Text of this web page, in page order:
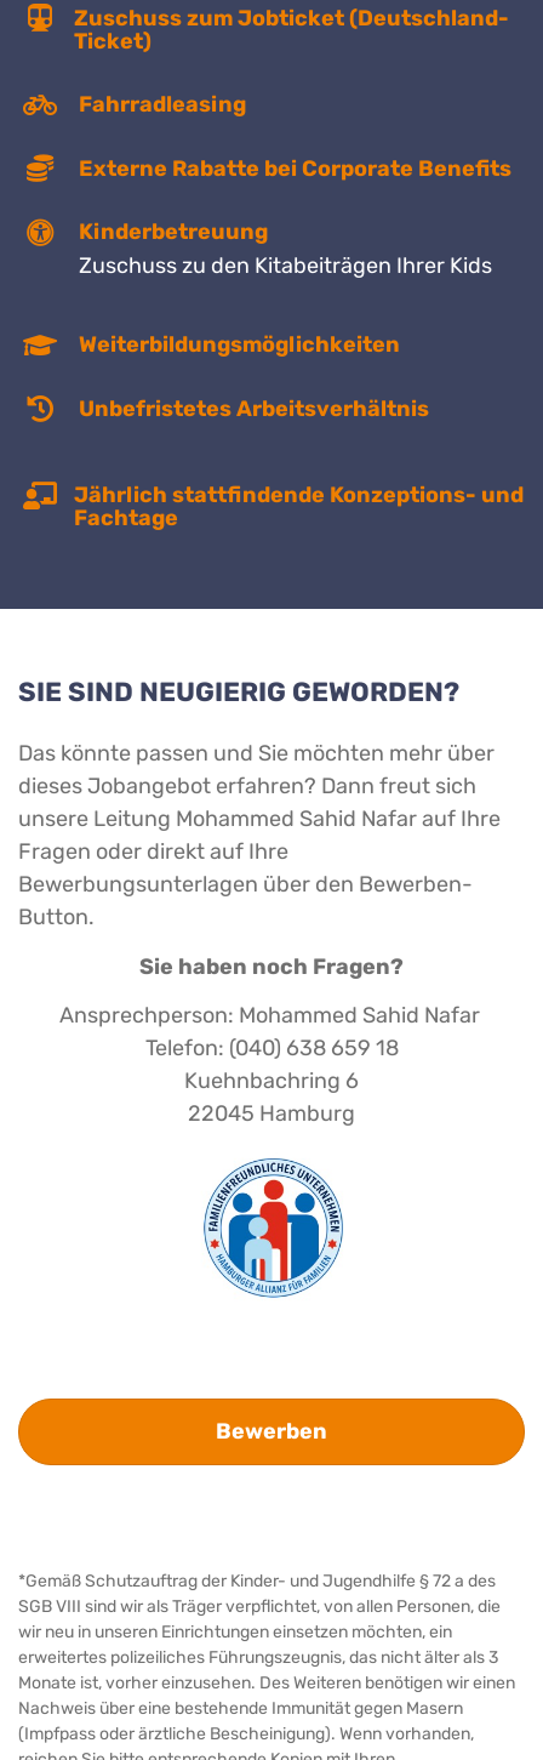
Zuschuss zum Jobticket (Deutschland-
Ticket)
Fahrradleasing
Externe Rabatte bei Corporate Benefits
Kinderbetreuung
Zuschuss zu den Kitabeiträgen Ihrer Kids
Weiterbildungsmöglichkeiten
Unbefristetes Arbeitsverhältnis
Jährlich stattfindende Konzeptions- und
Fachtage
SIE SIND NEUGIERIG GEWORDEN?
Das könnte passen und Sie möchten mehr über
dieses Jobangebot erfahren? Dann freut sich
unsere Leitung Mohammed Sahid Nafar auf Ihre
Fragen oder direkt auf Ihre
Bewerbungsunterlagen über den Bewerben-
Button.
Sie haben noch Fragen?
Ansprechperson: Mohammed Sahid Nafar
Telefon: (040) 638 659 18
Kuehnbachring 6
22045 Hamburg
Bewerben
*Gemäß Schutzauftrag der Kinder- und Jugendhilfe § 72 a des
SGB VIII sind wir als Träger verpflichtet, von allen Personen, die
wir neu in unseren Einrichtungen einsetzen möchten, ein
erweitertes polizeiliches Führungszeugnis, das nicht älter als 3
Monate ist, vorher einzusehen. Des Weiteren benötigen wir einen
Nachweis über eine bestehende Immunität gegen Masern
(Impfpass oder ärztliche Bescheinigung). Wenn vorhanden,